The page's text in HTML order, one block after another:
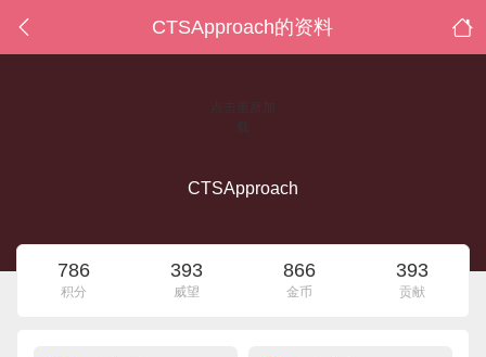
CTSApproach的资料
CTSApproach
786
积分
393
威望
866
金币
393
贡献